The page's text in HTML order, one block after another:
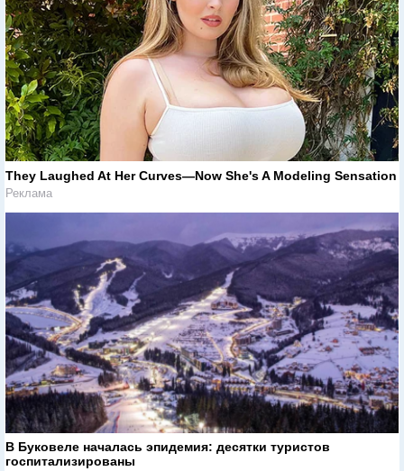
They Laughed At Her Curves—Now She's A Modeling Sensation
Реклама
В Буковеле началась эпидемия: десятки туристов
госпитализированы